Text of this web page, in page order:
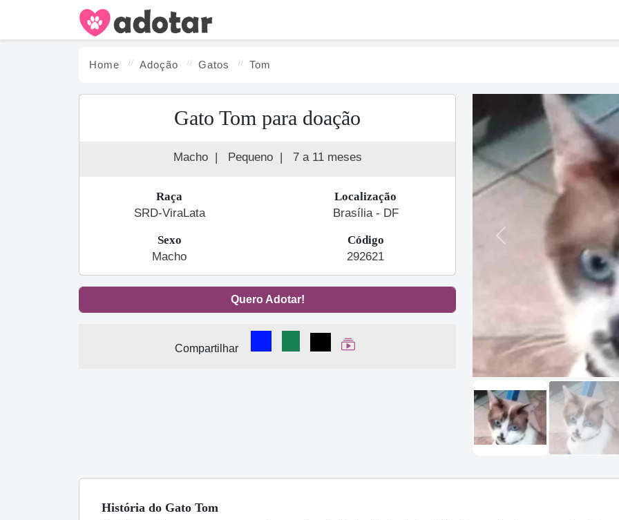
Home Adoção Gatos Tom
Gato Tom para doação
Macho | Pequeno | 7 a 11 meses
Raça
SRD-ViraLata
Localização
Brasília - DF
Sexo
Macho
Código
292621
Quero Adotar!
Compartilhar
Compartilhar no Facebook
Compartilhar no WhatsApp
Compartilhar
Ver Web Story
Previous
História do Gato Tom